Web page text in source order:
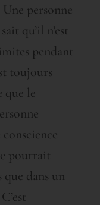
personne
qu’il n’est
pendant
toujours
que le
pourrait
que dans un